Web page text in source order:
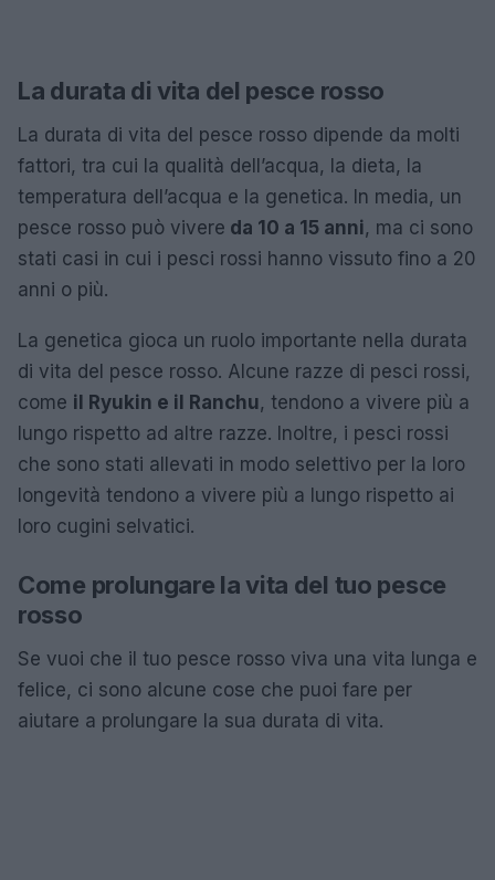
La durata di vita del pesce rosso
La durata di vita del pesce rosso dipende da molti
fattori, tra cui la qualità dell’acqua, la dieta, la
temperatura dell’acqua e la genetica. In media, un
pesce rosso può vivere da 10 a 15 anni, ma ci sono
stati casi in cui i pesci rossi hanno vissuto fino a 20
anni o più.
La genetica gioca un ruolo importante nella durata
di vita del pesce rosso. Alcune razze di pesci rossi,
come il Ryukin e il Ranchu, tendono a vivere più a
lungo rispetto ad altre razze. Inoltre, i pesci rossi
che sono stati allevati in modo selettivo per la loro
longevità tendono a vivere più a lungo rispetto ai
loro cugini selvatici.
Come prolungare la vita del tuo pesce
rosso
Se vuoi che il tuo pesce rosso viva una vita lunga e
felice, ci sono alcune cose che puoi fare per
aiutare a prolungare la sua durata di vita.